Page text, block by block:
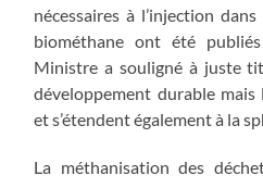
nécessaires à l’injection
biométhane ont été
Ministre a souligné à juste
développement durable
et s’étendent également à la
La méthanisation des